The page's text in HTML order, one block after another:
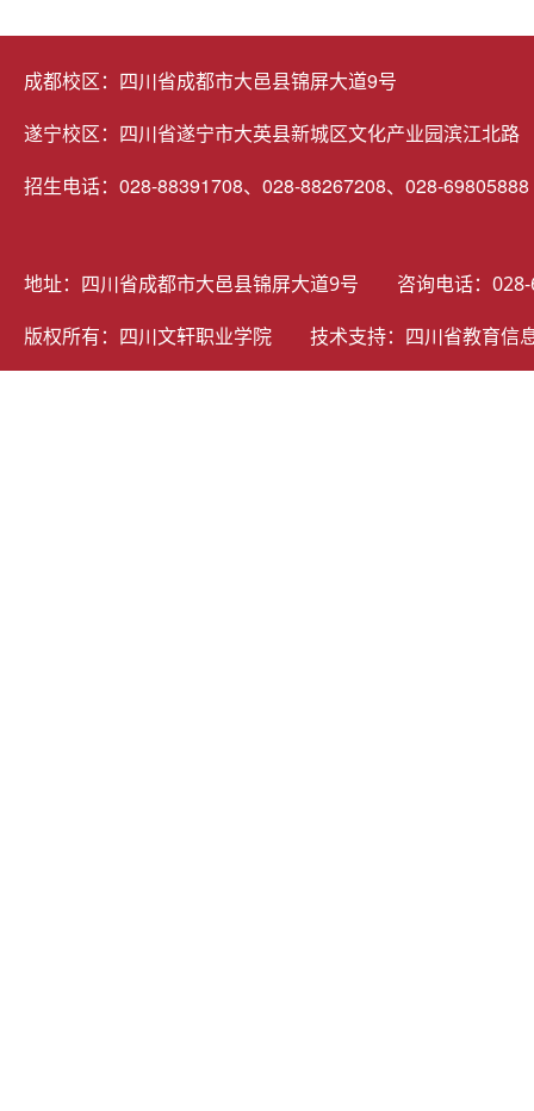
成都校区：四川省成都市大邑县锦屏大道9号
遂宁校区：四川省遂宁市大英县新城区文化产业园滨江北路
招生电话：028-88391708、028-88267208、028-69805888
地址：四川省成都市大邑县锦屏大道9号 咨询电话
版权所有：四川文轩职业学院 技术支持： 四川省教育信